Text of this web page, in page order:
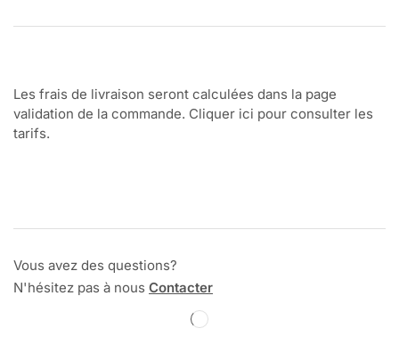
Les frais de livraison seront calculées dans la page
validation de la commande. Cliquer ici pour consulter les
tarifs.
Vous avez des questions?
N'hésitez pas à nous Contacter